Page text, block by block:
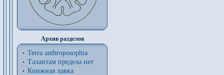
Архив разделов
Terra anthroposophia
Талантам предела нет
Книжная лавка